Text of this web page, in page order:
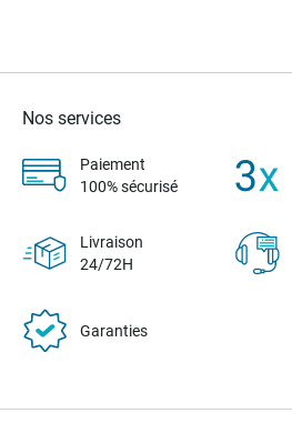
Nos services
Paiement
100% sécurisé
Livraison
24/72H
Garanties